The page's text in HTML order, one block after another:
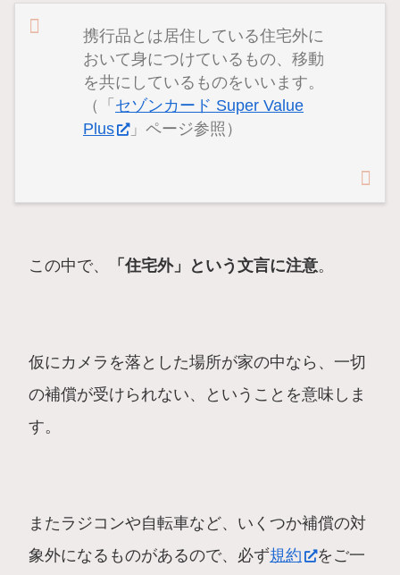
携行品とは居住している住宅外に
おいて身につけているもの、移動
を共にしているものをいいます。
（「 セゾンカード Super Value
Plus
」ページ参照）
この中で、 「住宅外」という文言に注意。
仮にカメラを落とした場所が家の中なら、一切
の補償が受けられない、ということを意味しま
す。
またラジコンや自転車など、いくつか補償の対
象外になるものがあるので、必ず規約
をご一